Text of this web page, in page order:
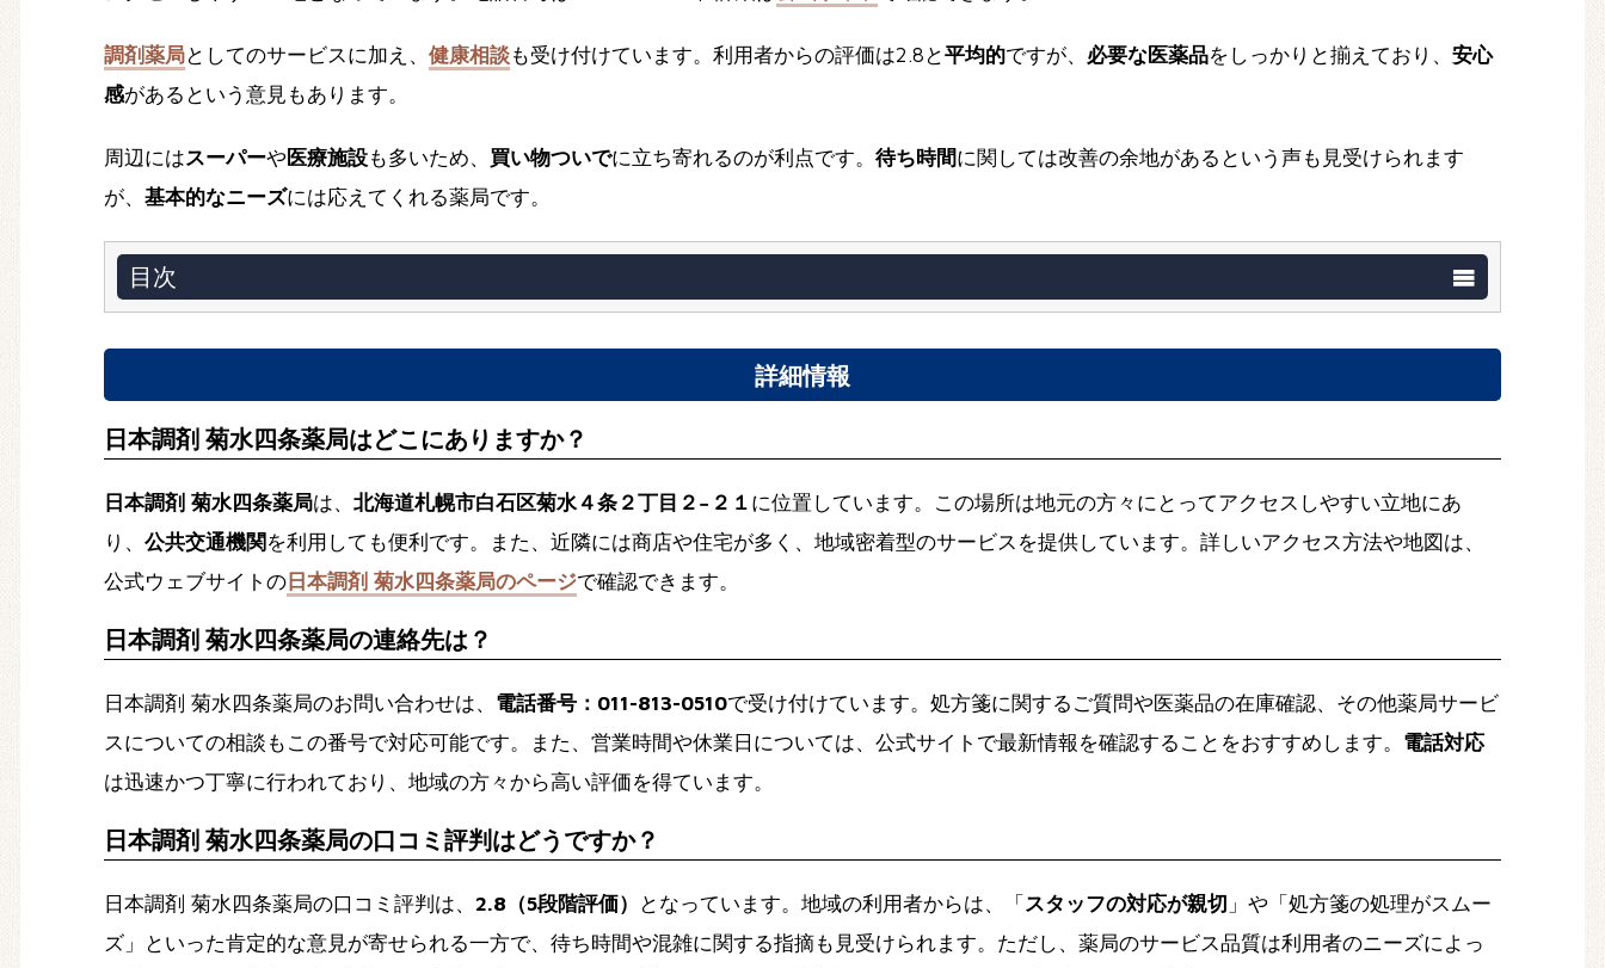
調剤薬局としてのサービスに加え、 健康相談も受け付けています。利用者からの評価は2.8と平均的ですが、 必要な医薬品をしっかりと揃えており、 安心
感があるという意見もあります。
周辺にはスーパーや医療施設も多いため、 買い物ついでに立ち寄れるのが利点です。 待ち時間に関しては改善の余地があるという声も見受けられます
が、 基本的なニーズには応えてくれる薬局です。
目次
詳細情報
日本調剤 菊水四条薬局はどこにありますか？
日本調剤 菊水四条薬局は、 北海道札幌市白石区菊水４条２丁目２−２１ に位置しています。この場所は地元の方々にとってアクセスしやすい立地にあ
り、 公共交通機関 を利用しても便利です。また、近隣には商店や住宅が多く、地域密着型のサービスを提供しています。詳しいアクセス方法や地図は、
公式ウェブサイトの日本調剤 菊水四条薬局のページで確認できます。
日本調剤 菊水四条薬局の連絡先は？
日本調剤 菊水四条薬局のお問い合わせは、 電話番号：011-813-0510で受け付けています。処方箋に関するご質問や医薬品の在庫確認、その他薬局サービ
スについての相談もこの番号で対応可能です。また、営業時間や休業日については、公式サイトで最新情報を確認することをおすすめします。 電話対応
は迅速かつ丁寧に行われており、地域の方々から高い評価を得ています。
日本調剤 菊水四条薬局の口コミ評判はどうですか？
日本調剤 菊水四条薬局の口コミ評判は、 2.8（5段階評価） となっています。地域の利用者からは、「スタッフの対応が親切 」や「処方箋の処理がスムー
ズ」といった肯定的な意見が寄せられる一方で、待ち時間や混雑に関する指摘も見受けられます。ただし、薬局のサービス品質は利用者のニーズによっ